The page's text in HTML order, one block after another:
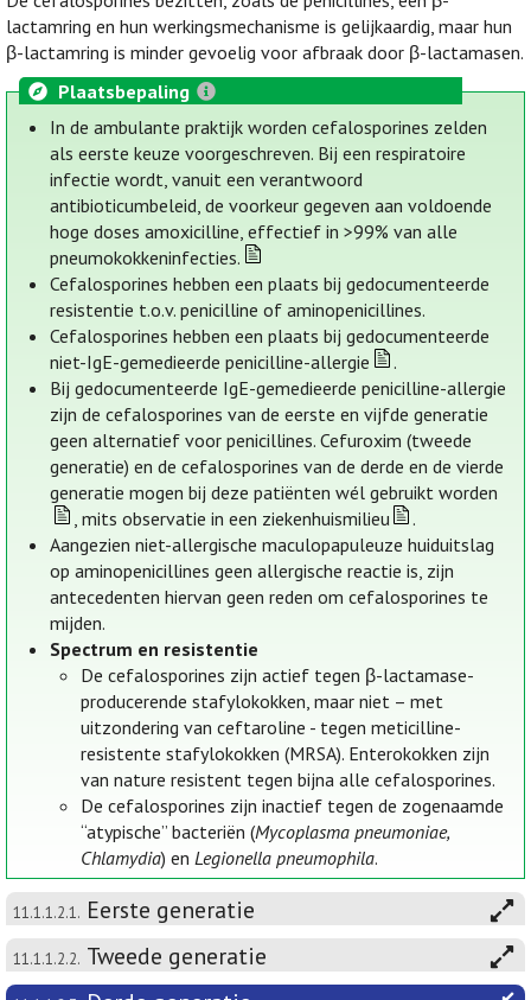
lactamring en hun werkingsmechanisme is gelijkaardig, maar hun
β-lactamring is minder gevoelig voor afbraak door β-lactamasen.
Plaatsbepaling
In de ambulante praktijk worden cefalosporines zelden
als eerste keuze voorgeschreven. Bij een respiratoire
infectie wordt, vanuit een verantwoord
antibioticumbeleid, de voorkeur gegeven aan voldoende
hoge doses amoxicilline, effectief in >99% van alle
pneumokokkeninfecties.
Cefalosporines hebben een plaats bij gedocumenteerde
resistentie t.o.v. penicilline of aminopenicillines.
Cefalosporines hebben een plaats bij gedocumenteerde
niet-IgE-gemedieerde penicilline-allergie
.
Bij gedocumenteerde IgE-gemedieerde penicilline-allergie
zijn de cefalosporines van de eerste en vijfde generatie
geen alternatief voor penicillines. Cefuroxim (tweede
generatie) en de cefalosporines van de derde en de vierde
generatie mogen bij deze patiënten wél gebruikt worden
, mits observatie in een ziekenhuismilieu
.
Aangezien niet-allergische maculopapuleuze huiduitslag
op aminopenicillines geen allergische reactie is, zijn
antecedenten hiervan geen reden om cefalosporines te
mijden.
Spectrum en resistentie
De cefalosporines zijn actief tegen β-lactamase-
producerende stafylokokken, maar niet – met
uitzondering van ceftaroline - tegen meticilline-
resistente stafylokokken (MRSA). Enterokokken zijn
van nature resistent tegen bijna alle cefalosporines.
De cefalosporines zijn inactief tegen de zogenaamde
“atypische” bacteriën (Mycoplasma pneumoniae,
Chlamydia) enLegionella pneumophila.
11.1.1.2.1. Eerste generatie
11.1.1.2.2. Tweede generatie